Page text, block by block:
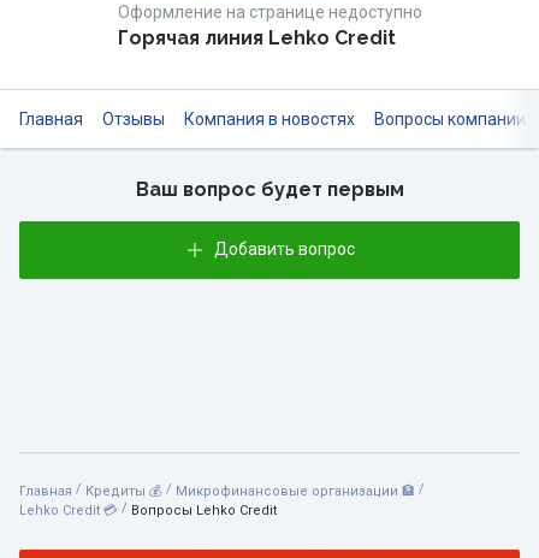
Оформление на странице недоступно
Горячая линия Lehko Сredit
Главная Отзывы Компания в новостях Вопросы компании
Ваш вопрос будет первым
Добавить вопрос
Главная / Кредиты 💰 / Микрофинансовые организации 🏦 /
Lehko Сredit 💳 / Вопросы Lehko Сredit